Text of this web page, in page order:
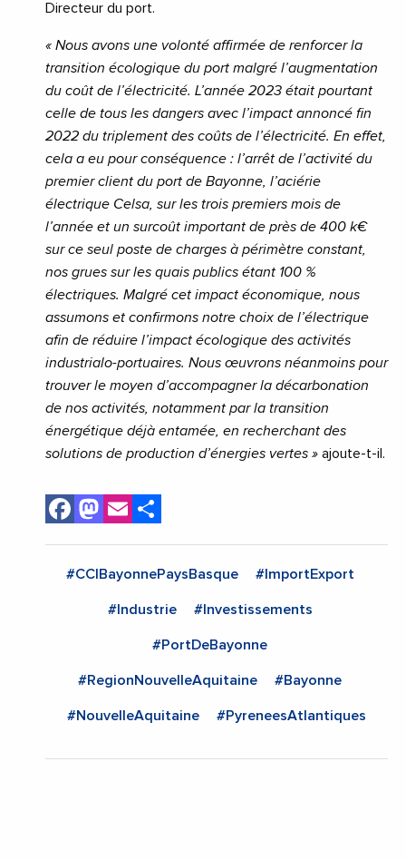
Directeur du port.
« Nous avons une volonté affirmée de renforcer la
transition écologique du port malgré l’augmentation
du coût de l’électricité. L’année 2023 était pourtant
celle de tous les dangers avec l’impact annoncé fin
2022 du triplement des coûts de l’électricité. En effet,
cela a eu pour conséquence : l’arrêt de l’activité du
premier client du port de Bayonne, l’aciérie
électrique Celsa, sur les trois premiers mois de
l’année et un surcoût important de près de 400 k€
sur ce seul poste de charges à périmètre constant,
nos grues sur les quais publics étant 100 %
électriques. Malgré cet impact économique, nous
assumons et confirmons notre choix de l’électrique
afin de réduire l’impact écologique des activités
industrialo-portuaires. Nous œuvrons néanmoins pour
trouver le moyen d’accompagner la décarbonation
de nos activités, notamment par la transition
énergétique déjà entamée, en recherchant des
solutions de production d’énergies vertes » ajoute-t-il.
Facebook
Mastodon
Email
#CCIBayonnePaysBasque #ImportExport
#Industrie #Investissements
#PortDeBayonne
#RegionNouvelleAquitaine #Bayonne
#NouvelleAquitaine #PyreneesAtlantiques